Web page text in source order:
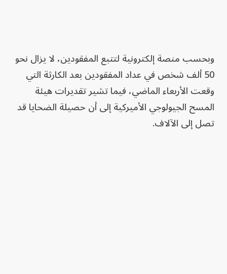
وبحسب منصة إلكترونية لتتبع المفقودين، لا يزال نحو
50 ألف شخص في عداد المفقودين بعد الكارثة التي
وقعت الأربعاء الماضي، فيما تشير تقديرات هيئة
المسح الجيولوجي الأميركية إلى أن حصيلة الضحايا قد
تصل إلى الآلاف.